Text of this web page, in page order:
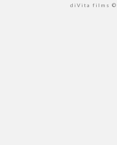
diVita films ©